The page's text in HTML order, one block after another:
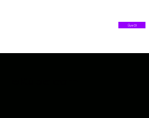
Üye Ol